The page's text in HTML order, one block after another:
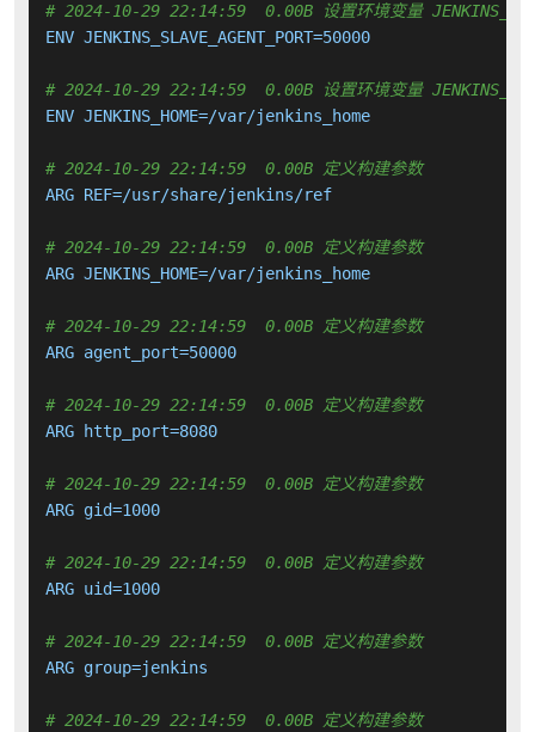
# 2024-10-29 22:14:59  0.00B 设置环境变量
ENV JENKINS_SLAVE_AGENT_PORT=50000
# 2024-10-29 22:14:59  0.00B 设置环境变量
ENV JENKINS_HOME=/var/jenkins_home
# 2024-10-29 22:14:59  0.00B 定义构建参数
ARG REF=/usr/share/jenkins/ref
# 2024-10-29 22:14:59  0.00B 定义构建参数
ARG JENKINS_HOME=/var/jenkins_home
# 2024-10-29 22:14:59  0.00B 定义构建参数
ARG agent_port=50000
# 2024-10-29 22:14:59  0.00B 定义构建参数
ARG http_port=8080
# 2024-10-29 22:14:59  0.00B 定义构建参数
ARG gid=1000
# 2024-10-29 22:14:59  0.00B 定义构建参数
ARG uid=1000
# 2024-10-29 22:14:59  0.00B 定义构建参数
ARG group=jenkins
# 2024-10-29 22:14:59  0.00B 定义构建参数